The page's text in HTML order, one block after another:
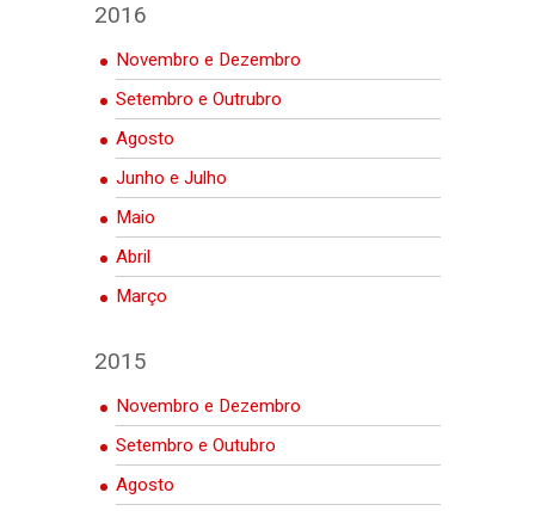
2016
Novembro e Dezembro
Setembro e Outrubro
Agosto
Junho e Julho
Maio
Abril
Março
2015
Novembro e Dezembro
Setembro e Outubro
Agosto